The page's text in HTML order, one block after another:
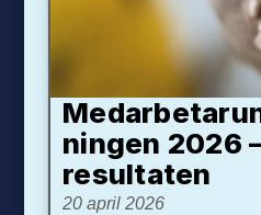
ningen 2026
resultaten
20 april 2026